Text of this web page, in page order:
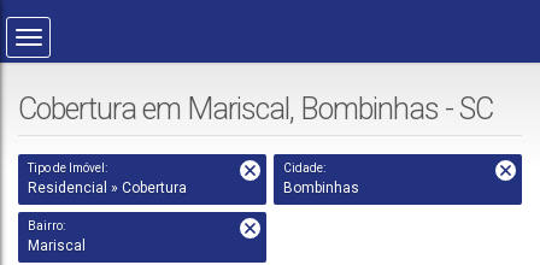
Cobertura em Mariscal, Bombinhas - SC
Tipo de Imóvel:
Residencial » Cobertura
Cidade:
Bombinhas
Bairro:
Mariscal